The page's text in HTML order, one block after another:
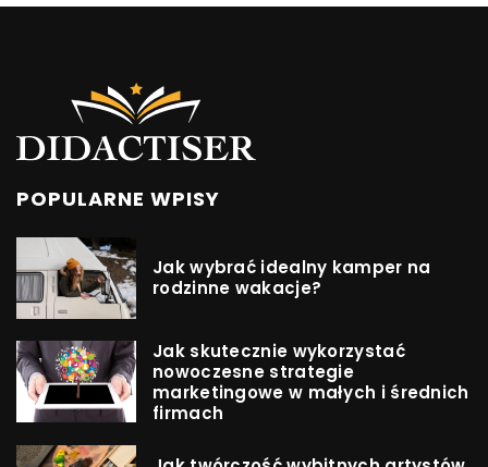
POPULARNE WPISY
Jak wybrać idealny kamper na
rodzinne wakacje?
Jak skutecznie wykorzystać
nowoczesne strategie
marketingowe w małych i średnich
firmach